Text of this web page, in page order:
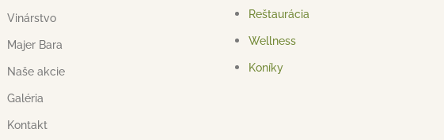
Vinárstvo
Majer Bara
Naše akcie
Galéria
Kontakt
Reštaurácia
Wellness
Koníky